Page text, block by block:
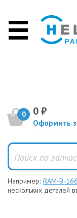
0 0 ₽
Оформить
Например: RAM-B-
нескольких деталей